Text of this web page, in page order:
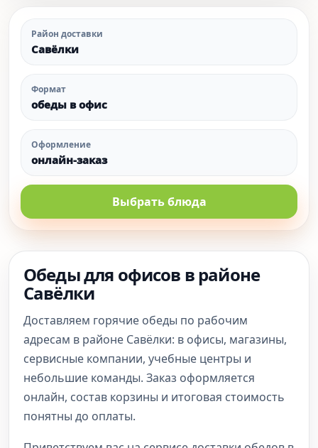
Район доставки
Савёлки
Формат
обеды в офис
Оформление
онлайн-заказ
Выбрать блюда
Обеды для офисов в районе
Савёлки
Доставляем горячие обеды по рабочим
адресам в районе Савёлки: в офисы, магазины,
сервисные компании, учебные центры и
небольшие команды. Заказ оформляется
онлайн, состав корзины и итоговая стоимость
понятны до оплаты.